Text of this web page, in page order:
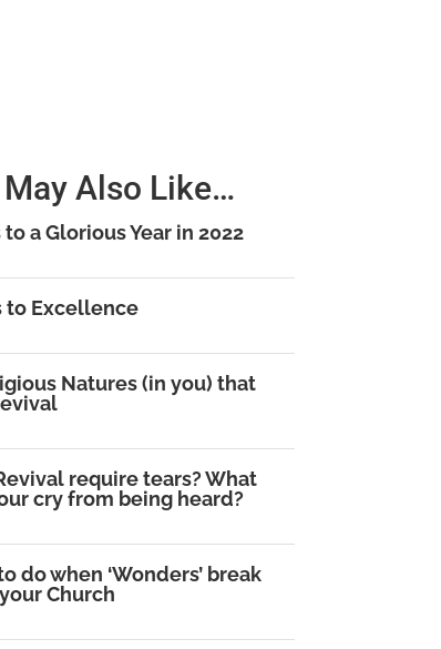
May Also Like…
to a Glorious Year in 2022
to Excellence
Natures (in you) that
require tears? What
cry from being heard?
do when ‘Wonders’ break
Church